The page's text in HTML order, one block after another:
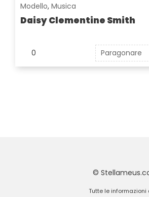
Modello, Musica
Daisy Clementine Smith
0 Paragonare
©
Tutte le